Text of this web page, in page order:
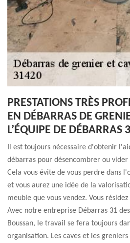
PRESTATIONS TRÈS
EN DÉBARRAS DE
L’ÉQUIPE DE DÉBARRAS
Il est toujours nécessaire d'obtenir
débarras pour désencombrer ou vider
Cela vous évite de vous perdre dans
et vous aurez une idée de la
meuble que vous vendez. Vous
Avec notre entreprise Débarras 31
Boussan, le travail se fera toujours
organisation. Les caves et les